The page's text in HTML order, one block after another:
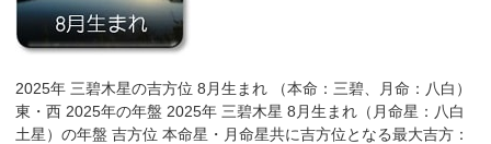
2025年 三碧木星の吉方位 8月生まれ （本命：三碧、月命：八白）
東・西 2025年の年盤 2025年 三碧木星 8月生まれ（月命星：八白
土星）の年盤 吉方位 本命星・月命星共に吉方位となる最大吉方：